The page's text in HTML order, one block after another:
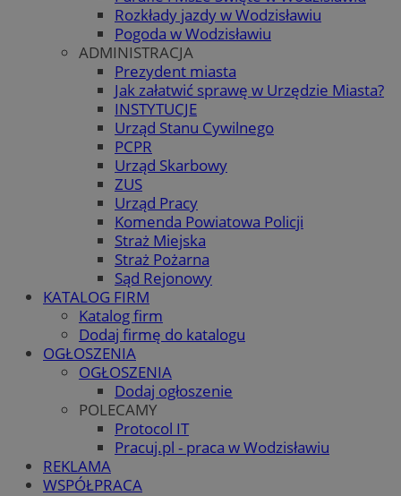
Rozkłady jazdy w Wodzisławiu
Pogoda w Wodzisławiu
ADMINISTRACJA
Prezydent miasta
Jak załatwić sprawę w Urzędzie Miasta?
INSTYTUCJE
Urząd Stanu Cywilnego
PCPR
Urząd Skarbowy
ZUS
Urząd Pracy
Komenda Powiatowa Policji
Straż Miejska
Straż Pożarna
Sąd Rejonowy
KATALOG FIRM
Katalog firm
Dodaj firmę do katalogu
OGŁOSZENIA
OGŁOSZENIA
Dodaj ogłoszenie
POLECAMY
Protocol IT
Pracuj.pl - praca w Wodzisławiu
REKLAMA
WSPÓŁPRACA